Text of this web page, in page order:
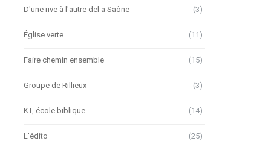
D'une rive à l'autre del a Saône (3)
Église verte (11)
Faire chemin ensemble (15)
Groupe de Rillieux (3)
KT, école biblique… (14)
L'édito (25)